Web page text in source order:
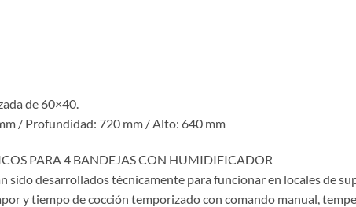
de 60×40.
/ Profundidad: 720 mm / Alto: 640 mm
PARA 4 BANDEJAS CON HUMIDIFICADOR
sido desarrollados técnicamente para funcionar en locales de
y tiempo de cocción temporizado con comando manual,